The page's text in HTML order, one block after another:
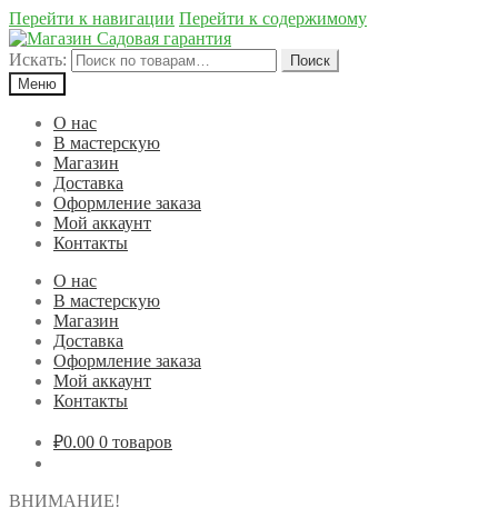
Перейти к навигации Перейти к содержимому
Искать:
Поиск
Меню
О нас
В мастерскую
Магазин
Доставка
Оформление заказа
Мой аккаунт
Контакты
О нас
В мастерскую
Магазин
Доставка
Оформление заказа
Мой аккаунт
Контакты
₽0.00 0 товаров
ВНИМАНИЕ!